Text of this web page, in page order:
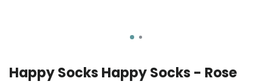
Happy Socks Happy Socks - Rose